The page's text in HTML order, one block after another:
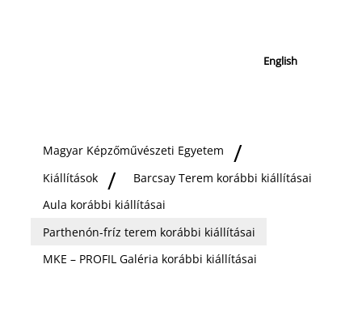
English
Magyar Képzőművészeti Egyetem
Kiállítások
Barcsay Terem korábbi kiállításai
Aula korábbi kiállításai
Parthenón-fríz terem korábbi kiállításai
MKE – PROFIL Galéria korábbi kiállításai